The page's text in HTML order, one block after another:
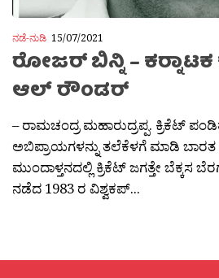
ನಡೆ-ನುಡಿ 15/07/2021
ರೋಜರ್ ಬಿನ್ನಿ –
ಆಲ್‌ ರೌಂಡರ್
– ರಾಮಚಂದ್ರ ಮಹಾರುದ್ರಪ್ಪ. ಕ್ರಿಕೆಟ್
ಅಬಿಪ್ರಾಯಗಳನ್ನು ತಲೆಕೆಳಗೆ ಮಾಡಿ
ಮುಂದಾಳ್ತನದಲ್ಲಿ ಕ್ರಿಕೆಟ್ ಜಗತ್ತೇ ಬೆಕ್ಕಸ
ನಡೆದ 1983 ರ ವಿಶ್ವಕಪ್...